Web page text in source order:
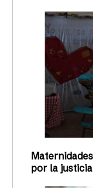
por la